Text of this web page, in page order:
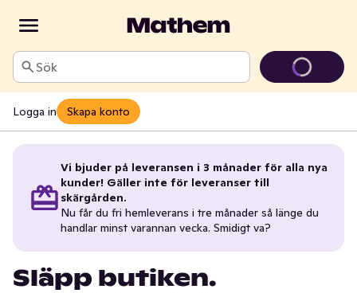
Sök
Logga in Skapa konto
Vi bjuder på leveransen i 3 månader för alla nya
kunder! Gäller inte för leveranser till
skärgården.
Nu får du fri hemleverans i tre månader så länge du
handlar minst varannan vecka. Smidigt va?
Släpp butiken.